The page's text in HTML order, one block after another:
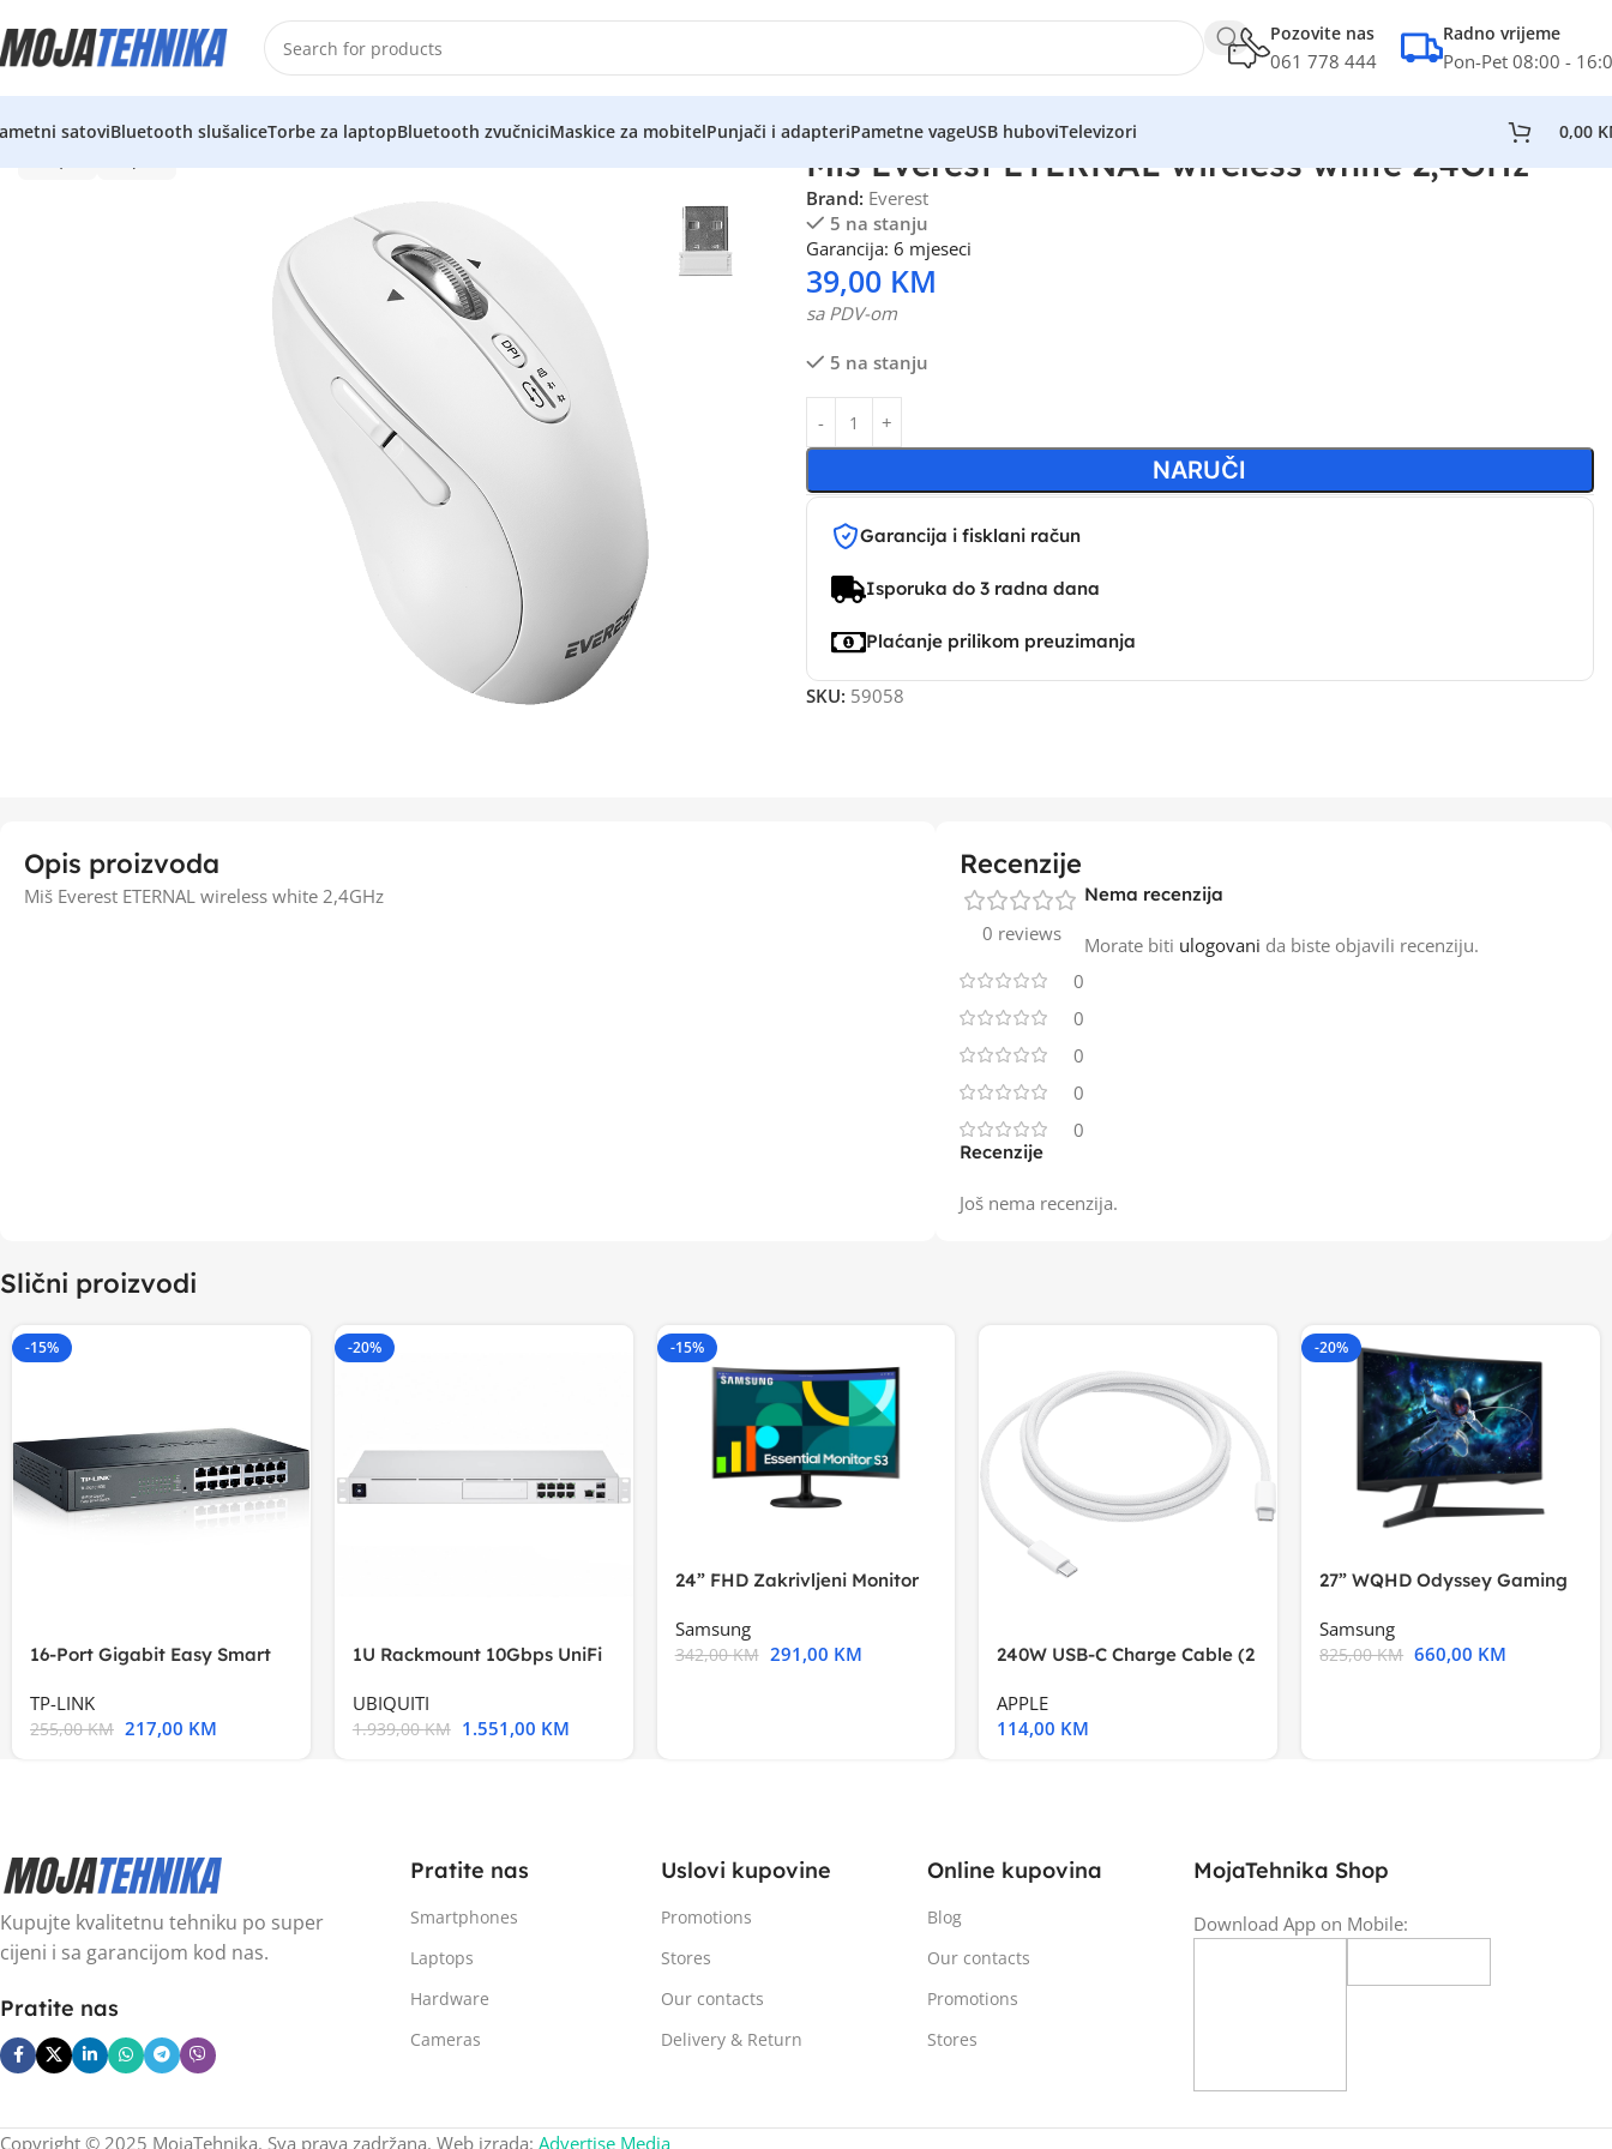
Pozovite nas
061 778 444
Radno vrijeme
Pon-Pet 08:00 -
satoviBluetooth slušaliceTorbe za laptopBluetooth zvučniciMaskice za mobitelPunjači i adapteriPametne vageUSB huboviTelevizori 0,00
Miš Everest ETERNAL wireless white 2,4GHz
Brand: Everest
5 na stanju
Garancija: 6 mjeseci
39,00 KM
sa PDV-om
5 na stanju
NARUČI
Garancija i fisklani račun
Isporuka do 3 radna dana
Plaćanje prilikom preuzimanja
SKU: 59058
Opis proizvoda
Miš Everest ETERNAL wireless white 2,4GHz
Recenzije
0 reviews
0
0
0
0
0
Recenzije
Još nema recenzija.
Nema recenzija
Morate biti ulogovani da biste objavili recenziju.
Slični proizvodi
-15%
16-Port Gigabit Easy Smart
TP-LINK
255,00KM 217,00 KM
-20%
1U Rackmount 10Gbps UniFi
UBIQUITI
1.939,00KM 1.551,00 KM
-15%
24” FHD Zakrivljeni Monitor
Samsung
342,00KM 291,00 KM
240W USB-C Charge Cable (2
APPLE
114,00 KM
-20%
27” WQHD Odyssey Gaming
Samsung
825,00KM 660,00 KM
Kupujte kvalitetnu tehniku po super
cijeni i sa garancijom kod nas.
Pratite nas
Pratite nas
Smartphones
Laptops
Hardware
Cameras
Uslovi kupovine
Promotions
Stores
Our contacts
Delivery & Return
Online kupovina
Blog
Our contacts
Promotions
Stores
MojaTehnika Shop
Download App on Mobile:
Copyright © 2025 MojaTehnika. Sva prava zadržana. Web izrada: Advertise Media